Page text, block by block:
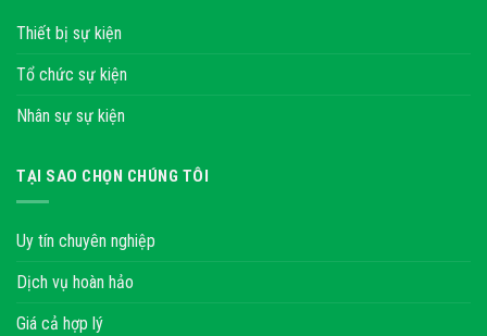
Thiết bị sự kiện
Tổ chức sự kiện
Nhân sự sự kiện
TẠI SAO CHỌN CHÚNG TÔI
Uy tín chuyên nghiệp
Dịch vụ hoàn hảo
Giá cả hợp lý